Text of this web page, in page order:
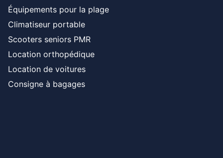
Équipements pour la plage
Climatiseur portable
Scooters seniors PMR
Location orthopédique
Location de voitures
Consigne à bagages